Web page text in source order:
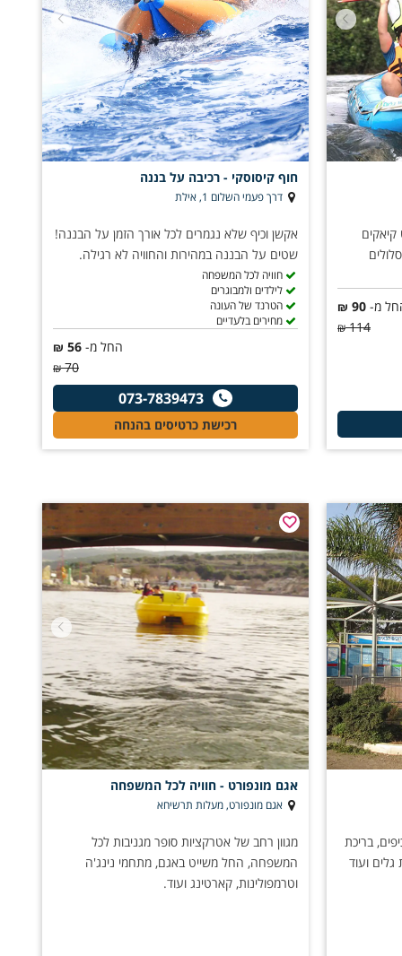
מ- 90
₪
114
₪
חוף קיסוסקי - רכיבה על בננה
דרך פעמי השלום 1, אילת
אקשן וכיף שלא נגמרים לכל אורך הזמן על הבננה!
שטים על הבננה במהירות והחוויה לא רגילה.
חוויה לכל המשפחה
לילדים ולמבוגרים
הטרנד של העונה
מחירים בלעדיים
החל מ- 56
₪
70
₪
073-7839473
רכישת כרטיסים בהנחה
בריכת
ועוד
אגם מונפורט - חוויה לכל המשפחה
אגם מונפורט, מעלות תרשיחא
מגוון רחב של אטרקציות סופר מגניבות לכל
המשפחה, החל משייט באגם, מתחמי נינג'ה
וטרמפולינות, קארטינג ועוד.